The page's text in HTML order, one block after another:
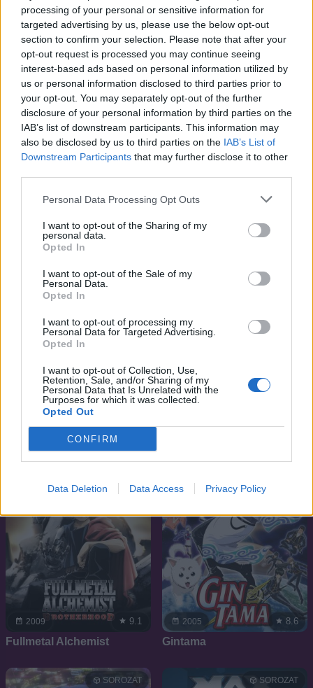
processing of your personal or sensitive information for
targeted advertising by us, please use the below opt-out
section to confirm your selection. Please note that after your
opt-out request is processed you may continue seeing
interest-based ads based on personal information utilized by
us or personal information disclosed to third parties prior to
your opt-out. You may separately opt-out of the further
disclosure of your personal information by third parties on the
IAB’s list of downstream participants. This information may
also be disclosed by us to third parties on the IAB’s List of
Downstream Participants that may further disclose it to other
Personal Data Processing Opt Outs
I want to opt-out of the Sharing of my
personal data.
Opted In
I want to opt-out of the Sale of my
Personal Data.
Opted In
I want to opt-out of processing my
Personal Data for Targeted Advertising.
Opted In
I want to opt-out of Collection, Use,
Retention, Sale, and/or Sharing of my
Personal Data that Is Unrelated with the
Purposes for which it was collected.
Opted Out
CONFIRM
Data Deletion Data Access Privacy Policy
1995 7.9
Tsubasa kapitány
2010 7.7
Állati küldetés
SOROZAT
6.8
Gekai Elise
2017
SOROZAT
18if
2009
SOROZAT
9.1
Fullmetal Alchemist
2005
SOROZAT
8.6
Gintama
SOROZAT SOROZAT